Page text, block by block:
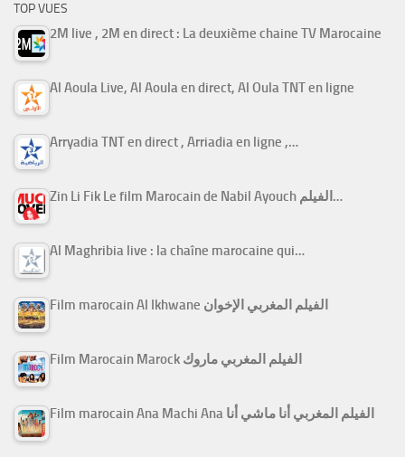
TOP VUES
2M live , 2M en direct : La deuxième chaine TV Marocaine
Al Aoula Live, Al Aoula en direct, Al Oula TNT en ligne
Arryadia TNT en direct , Arriadia en ligne ,…
Zin Li Fik Le film Marocain de Nabil Ayouch الفيلم…
Al Maghribia live : la chaîne marocaine qui…
Film marocain Al Ikhwane الفيلم المغربي الإخوان
Film Marocain Marock الفيلم المغربي ماروك
Film marocain Ana Machi Ana الفيلم المغربي أنا ماشي أنا